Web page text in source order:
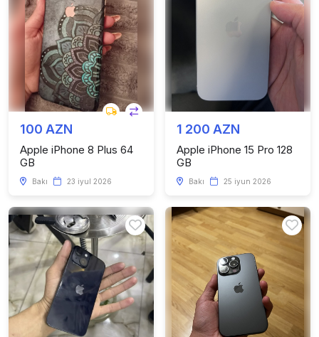
100 AZN
Apple iPhone 8 Plus 64
GB
Bakı 23 iyul 2026
1 200 AZN
Apple iPhone 15 Pro 128
GB
Bakı 25 iyun 2026